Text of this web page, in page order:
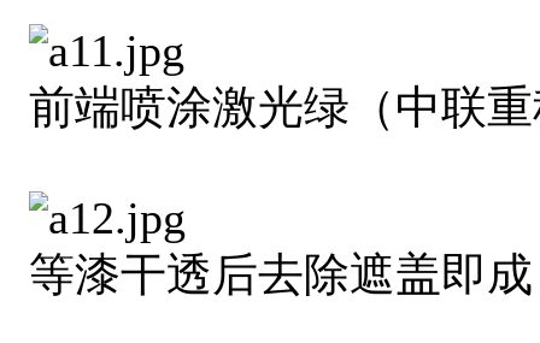
前端喷涂激光绿（中联
等漆干透后去除遮盖即成